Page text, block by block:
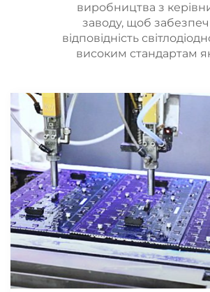
виробництва з
заводу, щоб
відповідність
високим стандартам